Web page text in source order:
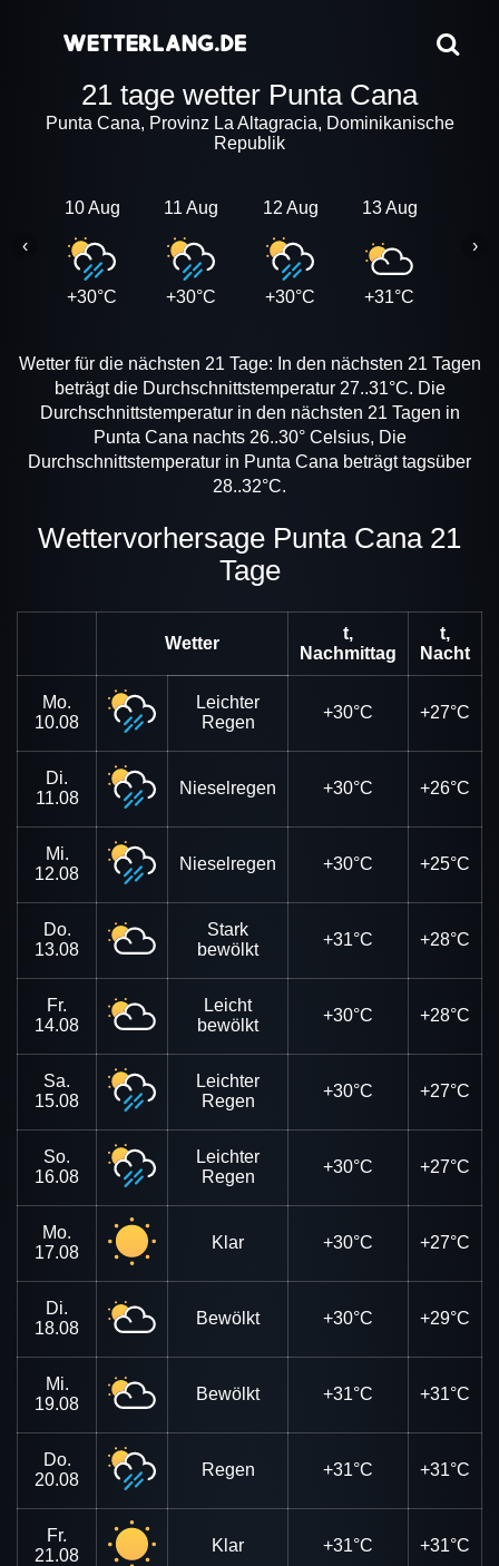
21 tage wetter Punta Cana
Punta Cana, Provinz La Altagracia, Dominikanische
Republik
10 Aug
+30°C
11 Aug
+30°C
12 Aug
+30°C
13 Aug
+31°C
‹ ›
Wetter für die nächsten 21 Tage: In den nächsten 21 Tagen
beträgt die Durchschnittstemperatur 27..31°C. Die
Durchschnittstemperatur in den nächsten 21 Tagen in
Punta Cana nachts 26..30° Celsius, Die
Durchschnittstemperatur in Punta Cana beträgt tagsüber
28..32°C.
Wettervorhersage Punta Cana 21
Tage
Wetter
t,
Nachmittag
t,
Nacht
Mo.
10.08
Leichter
Regen
+30°C +27°C
Di.
11.08
Nieselregen +30°C +26°C
Mi.
12.08
Nieselregen +30°C +25°C
Do.
13.08
Stark
bewölkt
+31°C +28°C
Fr.
14.08
Leicht
bewölkt
+30°C +28°C
Sa.
15.08
Leichter
Regen
+30°C +27°C
So.
16.08
Leichter
Regen
+30°C +27°C
Mo.
17.08
Klar +30°C +27°C
Di.
18.08
Bewölkt +30°C +29°C
Mi.
19.08
Bewölkt +31°C +31°C
Do.
20.08
Regen +31°C +31°C
Fr.
21.08
Klar +31°C +31°C